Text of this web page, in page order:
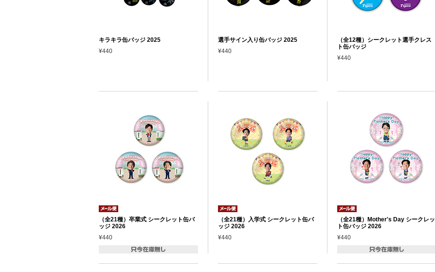
キラキラ缶バッジ 2025
¥440
選手サイン入り缶バッジ 2025
¥440
（全12種）シークレット選手クレス
ト缶バッジ
¥440
（全21種）卒業式 シークレット缶バ
ッジ 2026
¥440
（全21種）入学式 シークレット缶バ
ッジ 2026
¥440
（全21種）Mother's Day シークレッ
ト缶バッジ 2026
¥440